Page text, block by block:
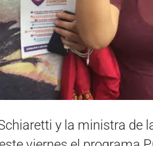
y la ministra de